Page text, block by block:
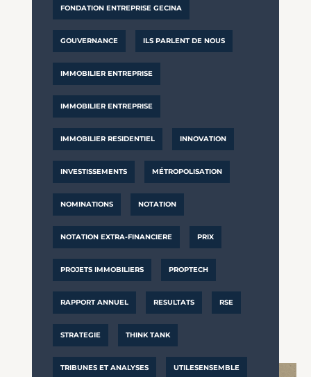
FONDATION ENTREPRISE GECINA
GOUVERNANCE ILS PARLENT DE NOUS
IMMOBILIER ENTREPRISE
IMMOBILIER ENTREPRISE
IMMOBILIER RESIDENTIEL INNOVATION
INVESTISSEMENTS MÉTROPOLISATION
NOMINATIONS NOTATION
NOTATION EXTRA-FINANCIERE PRIX
PROJETS IMMOBILIERS PROPTECH
RAPPORT ANNUEL RESULTATS RSE
STRATEGIE THINK TANK
TRIBUNES ET ANALYSES UTILESENSEMBLE